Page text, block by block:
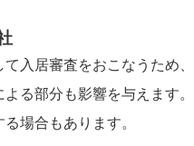
入居審査をおこなうため
る部分も影響を与えます
場合もあります。